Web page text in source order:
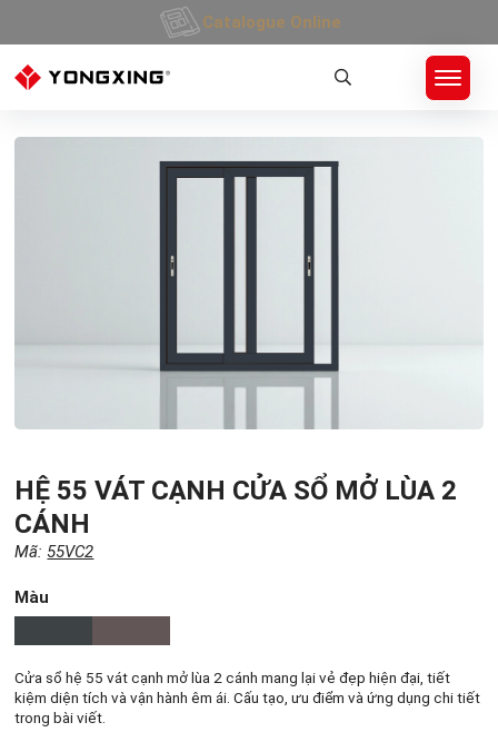
Catalogue Online
Trang Chủ»Sản Phẩm»CỬA NHÔM HỆ 55 MỞ QUAY, LÙA»CỬA NHÔM HỆ 55 VÁT
HỆ 55 VÁT CẠNH CỬA SỔ MỞ LÙA 2
CÁNH
Mã: 55VC2
Màu
Cửa sổ hệ 55 vát cạnh mở lùa 2 cánh mang lại vẻ đẹp hiện đại, tiết
kiệm diện tích và vận hành êm ái. Cấu tạo, ưu điểm và ứng dụng chi tiết
trong bài viết.